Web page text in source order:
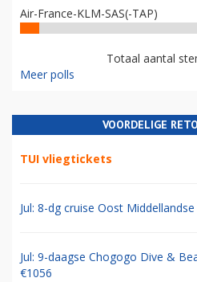
Air-France-KLM-SAS(-TAP)
Totaal aantal
Meer polls
VOORDELIGE
TUI vliegtickets
Jul: 8-dg cruise Oost
Jul: 9-daagse Chogogo Dive &
€1056